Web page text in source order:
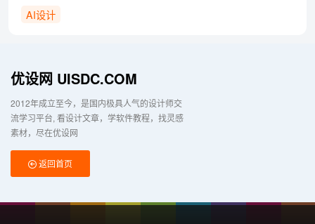
AI设计
优设网 UISDC.COM
2012年成立至今，是国内极具人气的设计师交
流学习平台 看设计文章，学软件教程，找灵感
素材，尽在优设网
返回首页